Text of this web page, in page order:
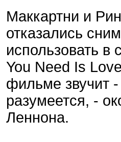
Маккартни и
отказались
использовать в
You Need Is
фильме звучит
разумеется, -
Леннона.